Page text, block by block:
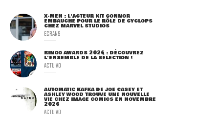
X-MEN : L'ACTEUR KIT CONNOR
EMBAUCHÉ POUR LE RÔLE DE CYCLOPS
CHEZ MARVEL STUDIOS
ECRANS
RINGO AWARDS 2026 : DÉCOUVREZ
L'ENSEMBLE DE LA SÉLECTION !
ACTU VO
AUTOMATIC KAFKA DE JOE CASEY ET
ASHLEY WOOD TROUVE UNE NOUVELLE
VIE CHEZ IMAGE COMICS EN NOVEMBRE
2026
ACTU VO